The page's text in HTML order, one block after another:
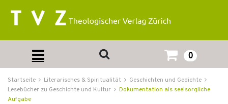
0
Startseite Literarisches & Spiritualität
Geschichten und Gedichte
Lesebücher zu Geschichte und Kultur
Dokumentation als seelsorgliche
Aufgabe